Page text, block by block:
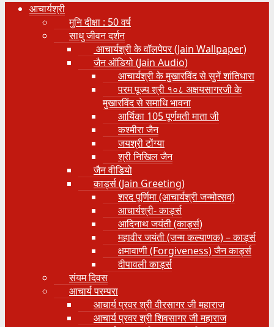
आचार्यश्री
मुनि दीक्षा : 50 वर्ष
साधु जीवन दर्शन
आचार्यश्री के वॉलपेपर (Jain Wallpaper)
जैन ऑडियो (Jain Audio)
आचार्यश्री के मुखारविंद से सुनें शांतिधारा
परम पूज्य श्री १०८ अक्षयसागरजी के
मुखारविंद से समाधि भावना
आर्यिका 105 पूर्णमती माता जी
कश्मीरा जैन
जयश्री टोंग्या
श्री निखिल जैन
जैन वीडियो
कार्ड्स (Jain Greeting)
शरद पूर्णिमा (आचार्यश्री जन्मोत्सव)
आचार्यश्री- कार्ड्स
आदिनाथ जयंती (कार्ड्स)
महावीर जयंती (जन्म कल्याणक) – कार्ड्स
क्षमावाणी (Forgiveness) जैन कार्ड्स
दीपावली कार्ड्स
संयम दिवस
आचार्य परम्परा
आचार्य प्रवर श्री वीरसागर जी महाराज
आचार्य प्रवर श्री शिवसागर जी महाराज